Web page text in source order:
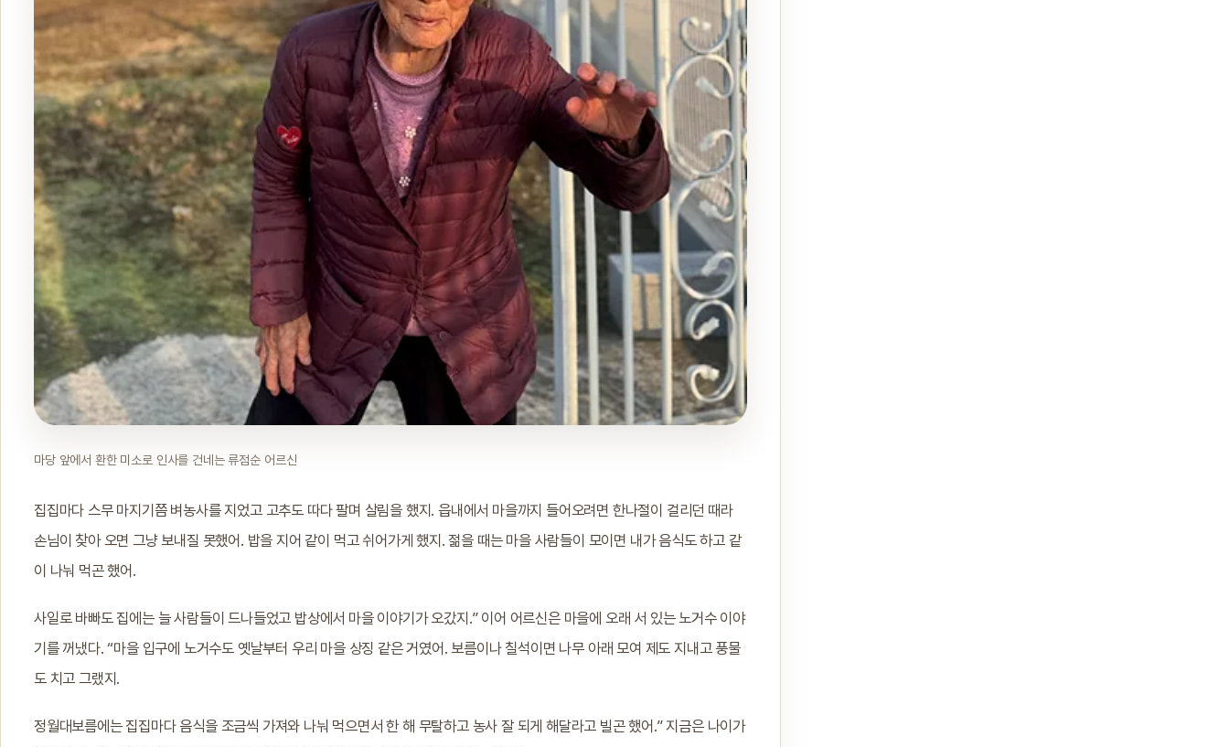
마당 앞에서 환한 미소로 인사를 건네는 류점순 어르신
집집마다 스무 마지기쯤 벼농사를 지었고 고추도 따다 팔며 살림을 했지. 읍내에서 마을까지 들어오려면 한나절이 걸리던 때라
손님이 찾아 오면 그냥 보내질 못했어. 밥을 지어 같이 먹고 쉬어가게 했지. 젊을 때는 마을 사람들이 모이면 내가 음식도 하고 같
이 나눠 먹곤 했어.
사일로 바빠도 집에는 늘 사람들이 드나들었고 밥상에서 마을 이야기가 오갔지.” 이어 어르신은 마을에 오래 서 있는 노거수 이야
기를 꺼냈다. “마을 입구에 노거수도 옛날부터 우리 마을 상징 같은 거였어. 보름이나 칠석이면 나무 아래 모여 제도 지내고 풍물
도 치고 그랬지.
정월대보름에는 집집마다 음식을 조금씩 가져와 나눠 먹으면서 한 해 무탈하고 농사 잘 되게 해달라고 빌곤 했어.” 지금은 나이가